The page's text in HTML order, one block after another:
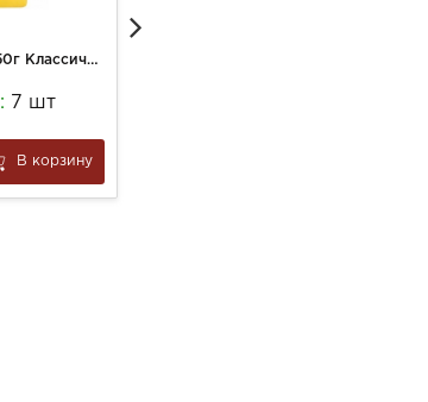
Пряники Яшкино 350г Классические
7 шт
В корзину